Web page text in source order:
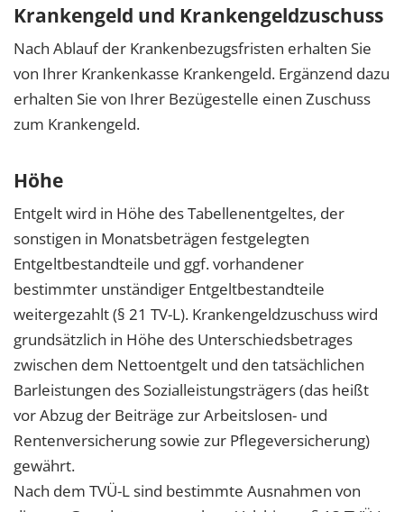
Krankengeld und Krankengeldzuschuss
Nach Ablauf der Krankenbezugsfristen erhalten Sie
von Ihrer Krankenkasse Krankengeld. Ergänzend dazu
erhalten Sie von Ihrer Bezügestelle einen Zuschuss
zum Krankengeld.
Höhe
Entgelt wird in Höhe des Tabellenentgeltes, der
sonstigen in Monatsbeträgen festgelegten
Entgeltbestandteile und ggf. vorhandener
bestimmter unständiger Entgeltbestandteile
weitergezahlt (§ 21 TV-L). Krankengeldzuschuss wird
grundsätzlich in Höhe des Unterschiedsbetrages
zwischen dem Nettoentgelt und den tatsächlichen
Barleistungen des Sozialleistungsträgers (das heißt
vor Abzug der Beiträge zur Arbeitslosen- und
Rentenversicherung sowie zur Pflegeversicherung)
gewährt.
Nach dem TVÜ-L sind bestimmte Ausnahmen von